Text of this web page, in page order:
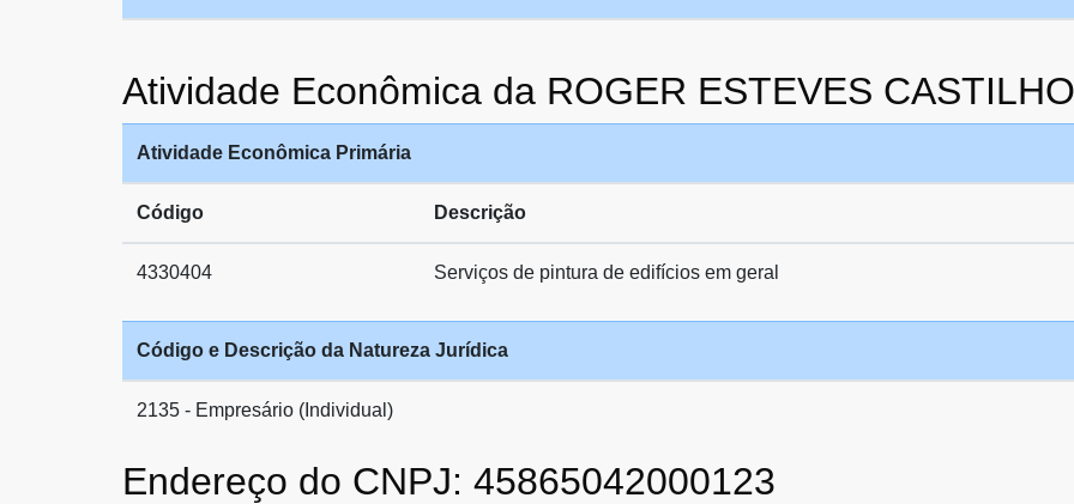
Atividade Econômica da ROGER ESTEVES
Atividade Econômica Primária
Código Descrição
4330404 Serviços de pintura de edifícios em geral
Código e Descrição da Natureza Jurídica
2135 - Empresário (Individual)
Endereço do CNPJ: 45865042000123